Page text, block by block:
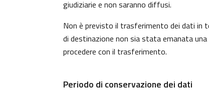
giudiziarie e non saranno diffusi.
Non è previsto il trasferimento dei dati in
di destinazione non sia stata emanata
procedere con il trasferimento.
Periodo di conservazione dei dati